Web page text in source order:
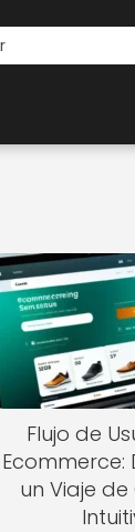
Flujo de
Ecommerce:
un Viaje